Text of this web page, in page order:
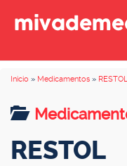
Inicio » Medicamentos » RESTOL
RESTOL